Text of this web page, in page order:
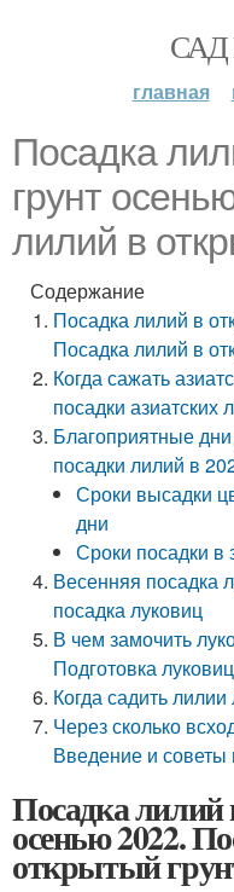
главная
Посадка
грунт
лилий в
Содержание
Посадка лилий в
Посадка лилий в
Когда сажать
посадки азиатских
Благоприятные
посадки лилий в
Сроки высадки
дни
Сроки посадки в
Весенняя посадка
посадка луковиц
В чем замочить
Подготовка
Когда садить
Через сколько
Введение и советы
Посадка
осенью 2022.
открытый